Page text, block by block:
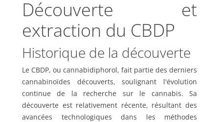
Découverte et
extraction du CBDP
Historique de la découverte
Le CBDP, ou cannabidiphorol, fait partie des derniers
cannabinoïdes découverts, soulignant l'évolution
continue de la recherche sur le cannabis. Sa
découverte est relativement récente, résultant des
avancées technologiques dans les méthodes